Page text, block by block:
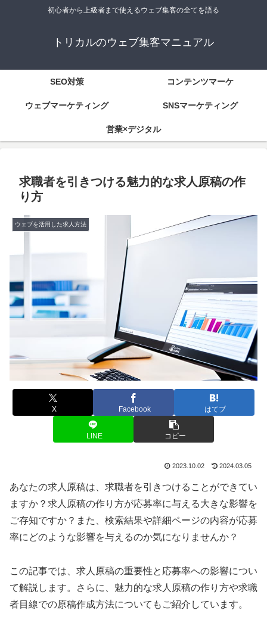
初心者から上級者まで使えるウェブ集客の全てを語る
トリカルのウェブ集客マニュアル
SEO対策 コンテンツマーケ
ウェブマーケティング SNSマーケティング
営業×デジタル
求職者を引きつける魅力的な求人原稿の作
り方
ウェブを活用した求人方法
X Facebook はてブ
LINE コピー
2023.10.02 2024.03.05
あなたの求人原稿は、求職者を引きつけることができてい
ますか？求人原稿の作り方が応募率に与える大きな影響を
ご存知ですか？また、検索結果や詳細ページの内容が応募
率にどのような影響を与えるのか気になりませんか？
この記事では、求人原稿の重要性と応募率への影響につい
て解説します。さらに、魅力的な求人原稿の作り方や求職
者目線での原稿作成方法についてもご紹介しています。